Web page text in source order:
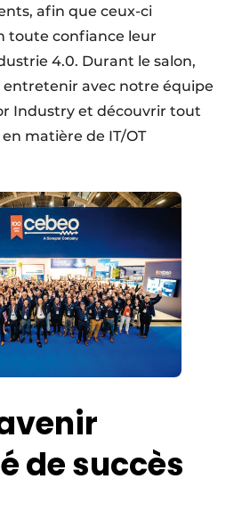
afin que ceux-ci
toute confiance leur
4.0. Durant le salon,
entretenir avec notre équipe
Industry et découvrir tout
matière de IT/OT
de succès